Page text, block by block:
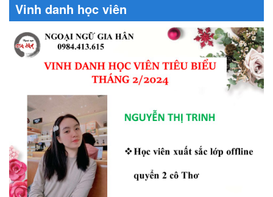
Vinh danh học viên